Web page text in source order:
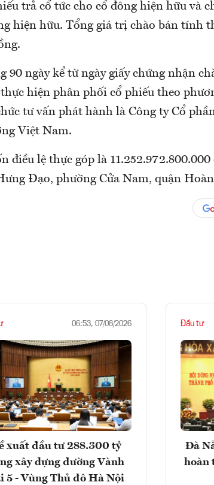
trả cổ tức cho cổ đông hiện hữu và
hiện hữu. Tổng giá trị chào bán tính
90 ngày kể từ ngày giấy chứng nhận
hiện phân phối cổ phiếu theo
tư vấn phát hành là Công ty Cổ
Việt Nam.
điều lệ thực góp là
Đạo, phường Cửa Nam, quận
06:53, 07/08/2026
xuất đầu tư 288.300 tỷ
xây dựng đường Vành
5 - Vùng Thủ đô Hà Nội
Đầu tư
Đà
hoàn